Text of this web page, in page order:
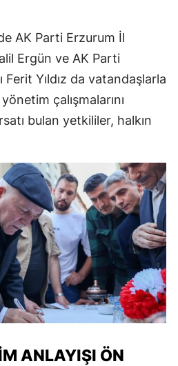
AK Parti Erzurum İl
Ergün ve AK Parti
Ferit Yıldız da vatandaşlarla
çalışmalarını
bulan yetkililer, halkın
ANLAYIŞI ÖN